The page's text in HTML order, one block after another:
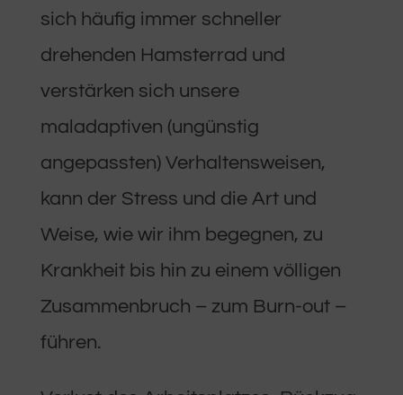
sich häufig immer schneller
drehenden Hamsterrad und
verstärken sich unsere
maladaptiven (ungünstig
angepassten) Verhaltensweisen,
kann der Stress und die Art und
Weise, wie wir ihm begegnen, zu
Krankheit bis hin zu einem völligen
Zusammenbruch – zum Burn-out –
führen.